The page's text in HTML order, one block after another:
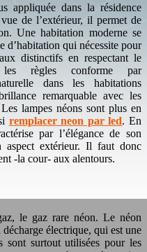
appliquée dans la résidence
de l’extérieur, il permet de
Une habitation moderne se
d’habitation qui nécessite pour
distinctifs en respectant le
règles conforme par
dans les habitations
remarquable avec les
lampes néons sont plus en
remplacer neon par led. En
par l’élégance de son
aspect extérieur. Il faut donc
-la cour- aux alentours.
le gaz rare néon. Le néon
décharge électrique, qui est une
sont surtout utilisées pour les